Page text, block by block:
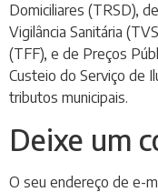
Domiciliares (TRSD),
Vigilância Sanitária
(TFF), e de Preços
Custeio do Serviço de
tributos municipais.
Deixe um
O seu endereço de e-